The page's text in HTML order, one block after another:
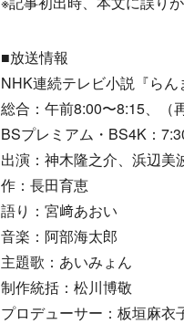
■放送情報
NHK連続テレビ小説『らん
総合：午前8:00〜8:15、（
BSプレミアム・BS4K：
出演：神木隆之介、浜辺
作：長田育恵
語り：宮﨑あおい
音楽：阿部海太郎
主題歌：あいみょん
制作統括：松川博敬
プロデューサー：板垣麻衣